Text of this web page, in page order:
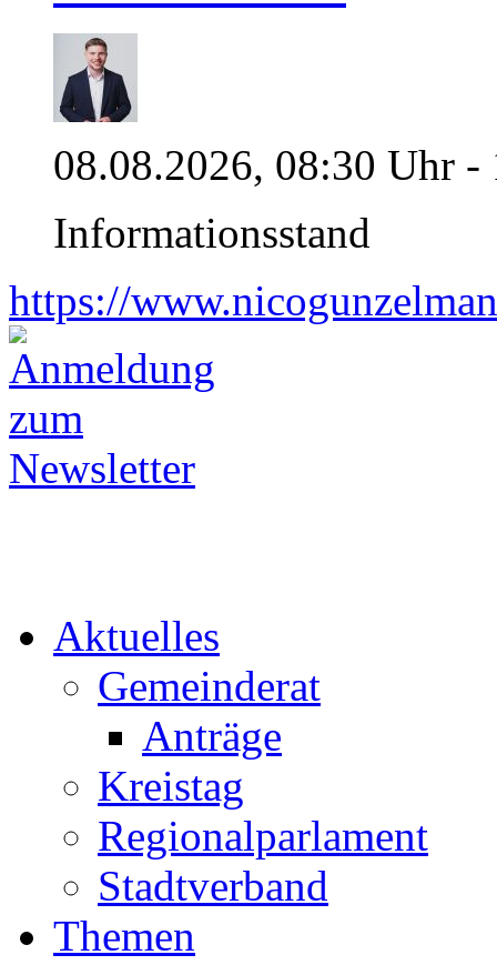
08.08.2026, 08:30 Uhr -
Informationsstand
https://
Aktuelles
Gemeinderat
Anträge
Kreistag
Regionalparlament
Stadtverband
Themen